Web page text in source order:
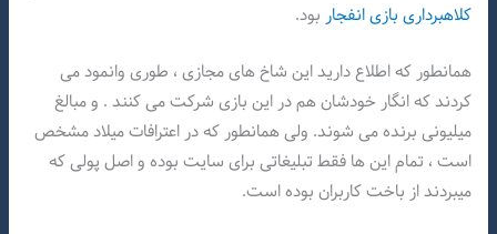
کلاهبرداری بازی انفجار بود.
همانطور که اطلاع دارید این شاخ های مجازی ، طوری وانمود می
کردند که انگار خودشان هم در این بازی شرکت می کنند . و مبالغ
میلیونی برنده می شوند. ولی همانطور که در اعترافات میلاد مشخص
است ، تمام این ها فقط تبلیغاتی برای سایت بوده و اصل پولی که
میبردند از باخت کاربران بوده است.